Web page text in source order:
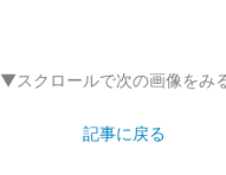
▼スクロールで次の画像をみ
記事に戻る